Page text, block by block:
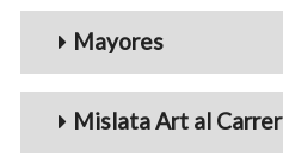
Mayores
Mislata Art al Carrer